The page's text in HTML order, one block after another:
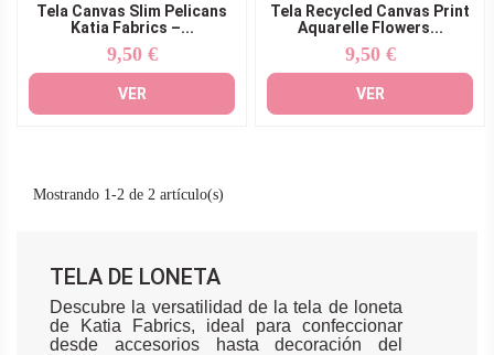
Tela Canvas Slim Pelicans
Katia Fabrics –...
Precio
9,50 €
VER
Tela Recycled Canvas Print
Aquarelle Flowers...
Precio
9,50 €
VER
Mostrando 1-2 de 2 artículo(s)
TELA DE LONETA
Descubre la versatilidad de la tela de loneta
de Katia Fabrics, ideal para confeccionar
desde accesorios hasta decoración del